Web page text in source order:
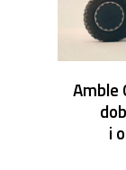
Amble
i